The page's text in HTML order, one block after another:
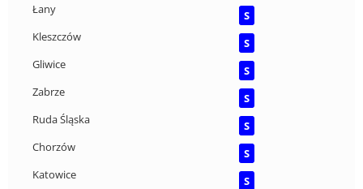
Łany
S
Kleszczów
S
Gliwice
S
Zabrze
S
Ruda Śląska
S
Chorzów
S
Katowice
S